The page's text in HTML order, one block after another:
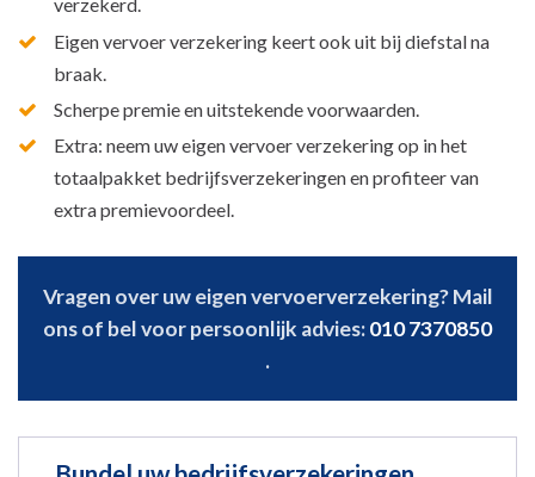
verzekerd.
Eigen vervoer verzekering keert ook uit bij diefstal na
braak.
Scherpe premie en uitstekende voorwaarden.
Extra: neem uw eigen vervoer verzekering op in het
totaalpakket bedrijfsverzekeringen en profiteer van
extra premievoordeel.
Vragen over uw eigen vervoerverzekering? Mail
ons of bel voor persoonlijk advies:010 7370850
.